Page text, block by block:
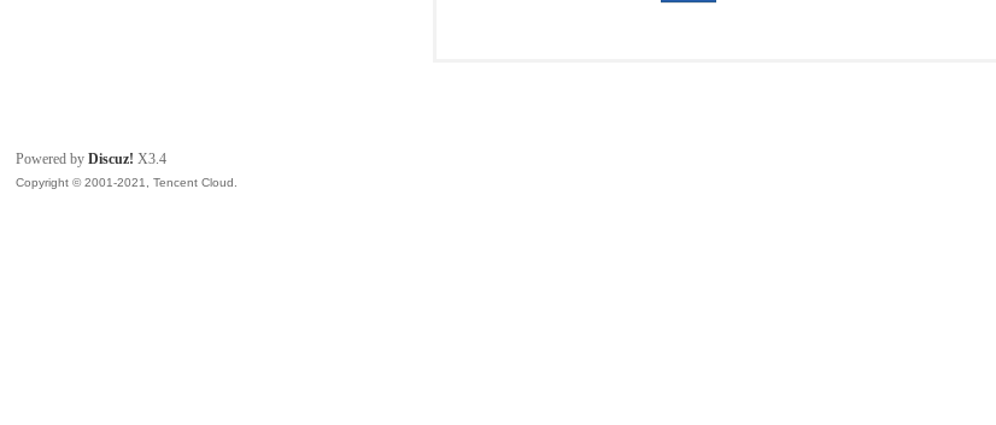
Powered byDiscuz! X3.4
Copyright © 2001-2021, Tencent Cloud.